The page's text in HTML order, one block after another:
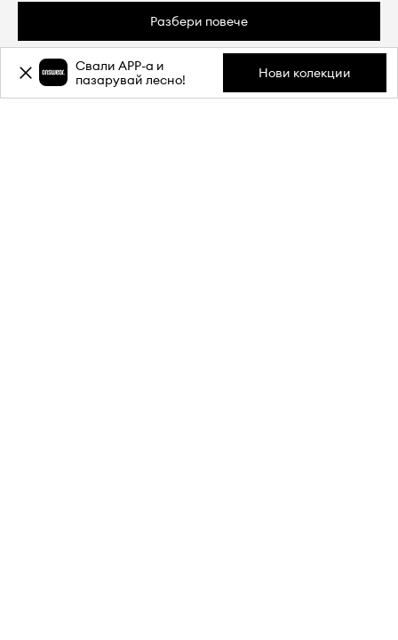
Разбери повече
Свали APP-a и
пазарувай лесно!
Нови колекции